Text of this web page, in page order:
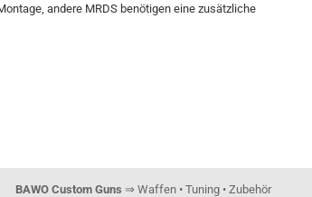
andere MRDS benötigen eine zusätzliche
BAWO Custom Guns ⇒ Waffen • Tuning • Zubehör